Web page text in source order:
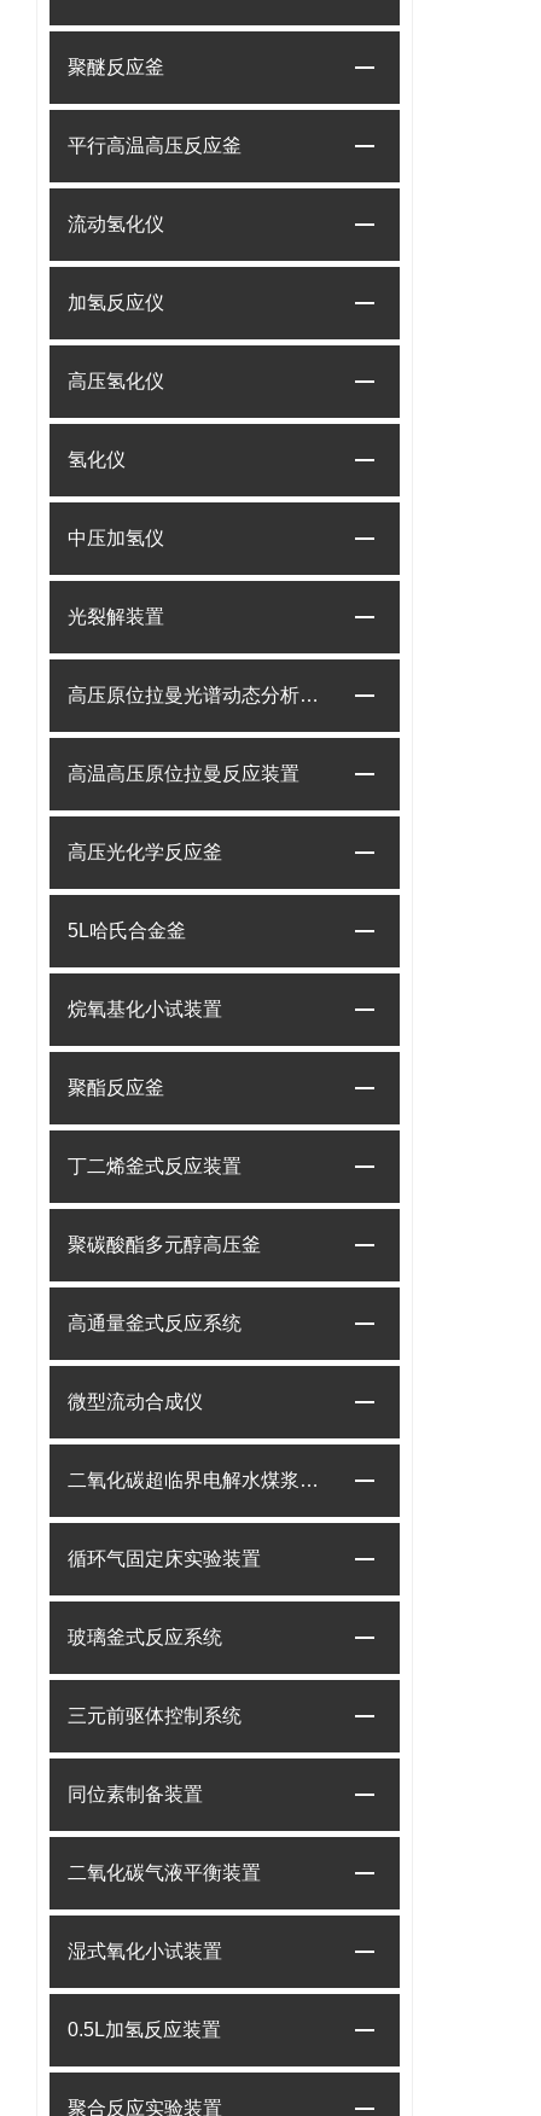
聚醚反应釜
平行高温高压反应釜
流动氢化仪
加氢反应仪
高压氢化仪
氢化仪
中压加氢仪
光裂解装置
高压原位拉曼光谱动态分析系统
高温高压原位拉曼反应装置
高压光化学反应釜
5L哈氏合金釜
烷氧基化小试装置
聚酯反应釜
丁二烯釜式反应装置
聚碳酸酯多元醇高压釜
高通量釜式反应系统
微型流动合成仪
二氧化碳超临界电解水煤浆制甲烷装置
循环气固定床实验装置
玻璃釜式反应系统
三元前驱体控制系统
同位素制备装置
二氧化碳气液平衡装置
湿式氧化小试装置
0.5L加氢反应装置
聚合反应实验装置